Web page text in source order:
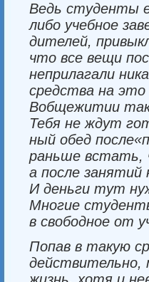
Ведь студенты
либо учебное
дителей,
что все вещи по­
неприлагали
средства на это
Вобщежитии
Тебя не ждут
ный обед после
раньше встать,
а после занятий
И деньги тут
Многие сту­
в свободное от
Попав в такую
действительно,